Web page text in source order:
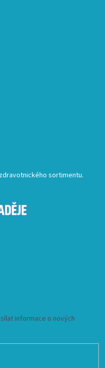
sortimentu.
informace o nových